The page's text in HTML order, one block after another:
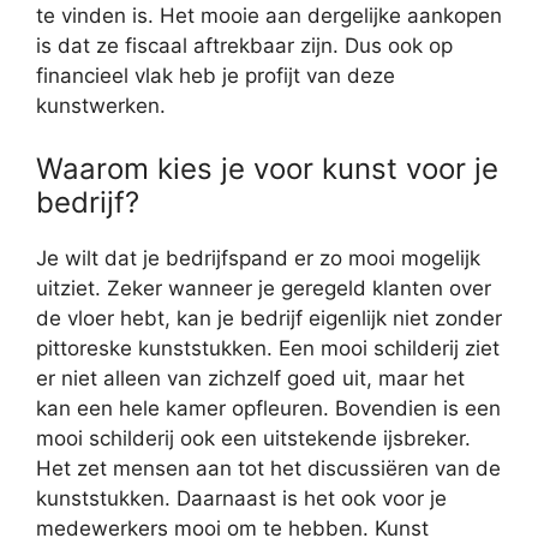
te vinden is. Het mooie aan dergelijke aankopen
is dat ze fiscaal aftrekbaar zijn. Dus ook op
financieel vlak heb je profijt van deze
kunstwerken.
Waarom kies je voor kunst voor je
bedrijf?
Je wilt dat je bedrijfspand er zo mooi mogelijk
uitziet. Zeker wanneer je geregeld klanten over
de vloer hebt, kan je bedrijf eigenlijk niet zonder
pittoreske kunststukken. Een mooi schilderij ziet
er niet alleen van zichzelf goed uit, maar het
kan een hele kamer opfleuren. Bovendien is een
mooi schilderij ook een uitstekende ijsbreker.
Het zet mensen aan tot het discussiëren van de
kunststukken. Daarnaast is het ook voor je
medewerkers mooi om te hebben. Kunst